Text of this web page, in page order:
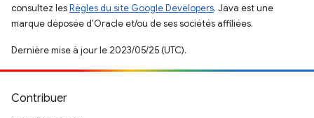
consultez lesRègles du site Google Developers. Java est une
marque déposée d'Oracle et/ou de ses sociétés affiliées.
Dernière mise à jour le 2023/05/25 (UTC).
Contribuer